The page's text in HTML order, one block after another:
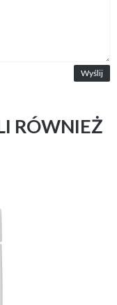
Wyślij
RÓWNIEŻ